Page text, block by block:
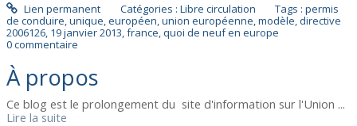
Lien permanent Catégories : Libre circulation Tags :permis
de conduire,unique,européen,union européenne,modèle,directive
2006126, 19 janvier 2013,france,quoi de neuf en europe
0commentaire
À propos
Ce blog est le prolongement du site d'information sur l'Union ...
Lire la suite